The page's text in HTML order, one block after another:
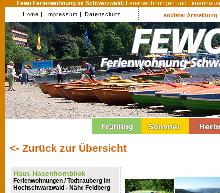
Fewo Ferienwohnung im Schwarzwald: Ferienwohnungen und
Home | Impressum | Datenschutz Anbieter Anmeldung
<- Zurück zur Übersicht
Haus Hasenhornblick
Ferienwohnungen / Todtnauberg im
Hochschwarzwald - Nähe Feldberg